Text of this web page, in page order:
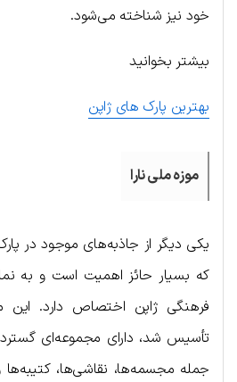
خود نیز شناخته می‌شود.
بیشتر بخوانید
بهترین پارک های ژاپن
موزه ملی نارا
یکی دیگر از جاذبه‌های موجود در
که بسیار حائز اهمیت است و به
تأسیس شد، دارای مجموعه‌ای گسترده
جمله مجسمه‌ها، نقاشی‌ها، کتیبه‌ها